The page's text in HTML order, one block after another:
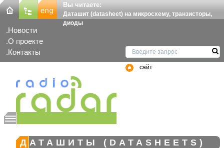
Вы читаете:
Даташит (datasheet) на микросхему, транзисторы,
диоды
Новости
О проекте
Контакты
сайт
ДАТАШИТЫ (DATASHEETS)